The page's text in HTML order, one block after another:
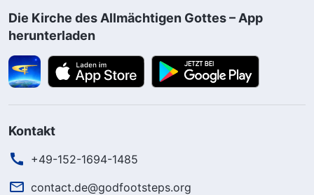
Die Kirche des Allmächtigen Gottes – App
herunterladen
Kontakt
+49-152-1694-1485
contact.de@godfootsteps.org